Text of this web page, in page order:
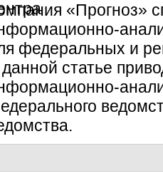
«Прогноз»
федеральных и
статье